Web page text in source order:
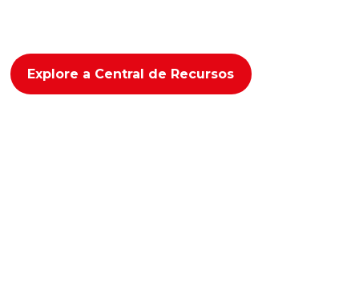
Explore a Central de Recursos